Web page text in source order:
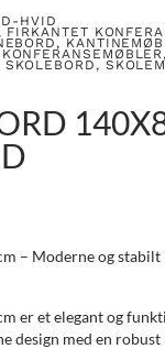
HVID
FIRKANTET
,
KONFERANSEMØBLER,
SKOLEBORD,
– Moderne og
er et elegant og
design med en